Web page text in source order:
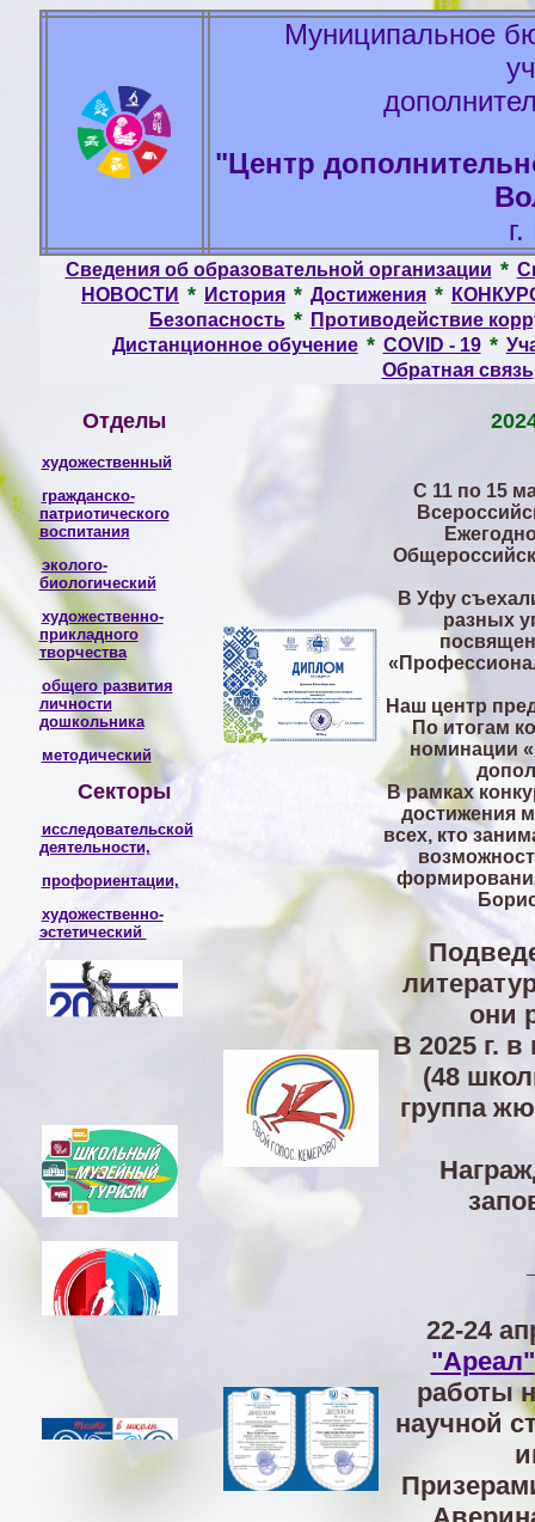
Муниципальное
"Центр
Сведения об образовательной организации *
НОВОСТИ * История * Достижения *
Безопасность * Противодействие
Дистанционное обучение * COVID - 19 *
Обратная связь
Отделы
художественный
гражданско-
патриотического
воспитания
эколого-
биологический
художественно-
прикладного
творчества
общего развития
личности
дошкольника
методический
Секторы
исследовательской
деятельности,
профориентации,
художественно-
эстетический
C 11 по 15
В Уфу
разных
Наш центр
По итогам
номинации
В рамках
достижения
всех, кто
они
В 2025 г.
(48
группа
22-24
"Ареал"
работы
научной